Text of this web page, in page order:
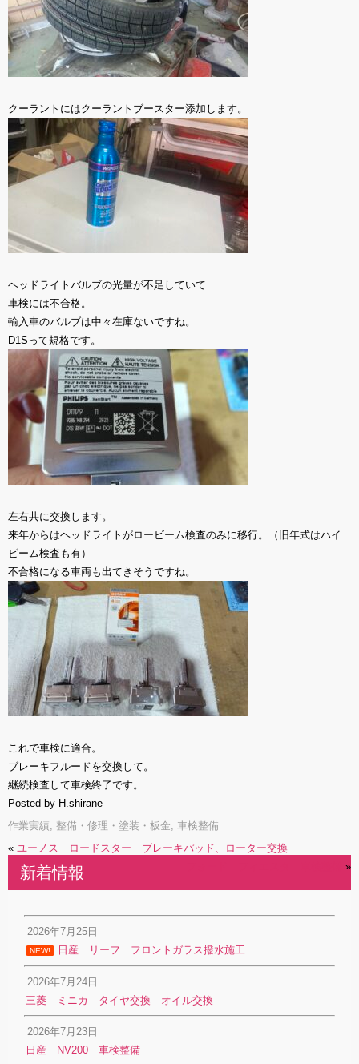
クーラントにはクーラントブースター添加します。
ヘッドライトバルブの光量が不足していて
車検には不合格。
輸入車のバルブは中々在庫ないですね。
D1Sって規格です。
左右共に交換します。
来年からはヘッドライトがロービーム検査のみに移行。（旧年式はハイ
ビーム検査も有）
不合格になる車両も出てきそうですね。
これで車検に適合。
ブレーキフルードを交換して。
継続検査して車検終了です。
Posted by H.shirane
作業実績, 整備・修理・塗装・板金, 車検整備
« ユーノス ロードスター ブレーキパッド、ローター交換
»
新着情報
2026年7月25日
NEW! 日産 リーフ フロントガラス撥水施工
2026年7月24日
三菱 ミニカ タイヤ交換 オイル交換
2026年7月23日
日産 NV200 車検整備